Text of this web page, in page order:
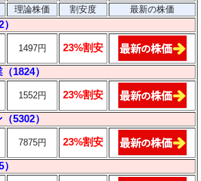
理論株価 割安度 最新の株価
1497円 23%割安
1824）
1552円 23%割安
5302）
7875円 23%割安